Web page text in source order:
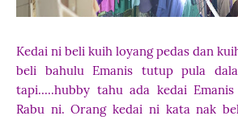
Kedai ni beli kuih loyang pedas dan
beli bahulu Emanis tutup pula
tapi.....hubby tahu ada kedai
Rabu ni. Orang kedai ni kata nak